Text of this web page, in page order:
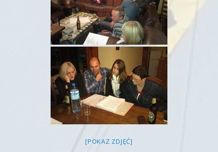
[POKAZ ZDJĘĆ]